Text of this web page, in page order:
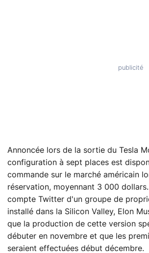
Annoncée lors de la sortie du Tesla
configuration à sept places est
commande sur le marché américain
réservation, moyennant 3 000
compte Twitter d'un groupe de
installé dans la Silicon Valley, Elon
que la production de cette version
débuter en novembre et que les
seraient effectuées début décembre.